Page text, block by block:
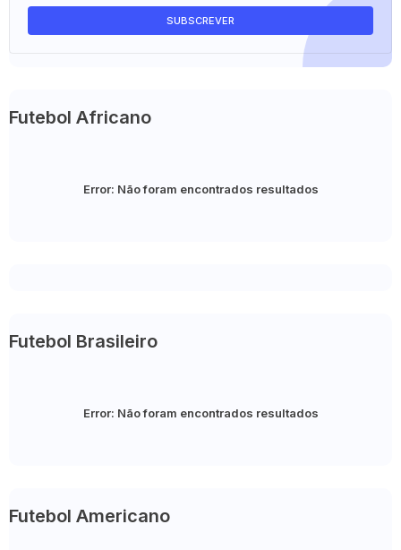
Futebol Africano
Error: Não foram encontrados resultados
Futebol Brasileiro
Error: Não foram encontrados resultados
Futebol Americano